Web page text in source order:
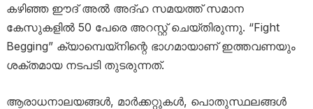
കഴിഞ്ഞ ഈദ് അൽ അദ്ഹ സമയത്ത് സമാന
കേസുകളിൽ 50 പേരെ അറസ്റ്റ് ചെയ്തിരുന്നു. “Fight
Begging” ക്യാമ്പെയ്‌നിന്റെ ഭാഗമായാണ് ഇത്തവണയും
ശക്തമായ നടപടി തുടരുന്നത്.
ആരാധനാലയങ്ങൾ, മാർക്കറ്റുകൾ, പൊതുസ്ഥലങ്ങൾ